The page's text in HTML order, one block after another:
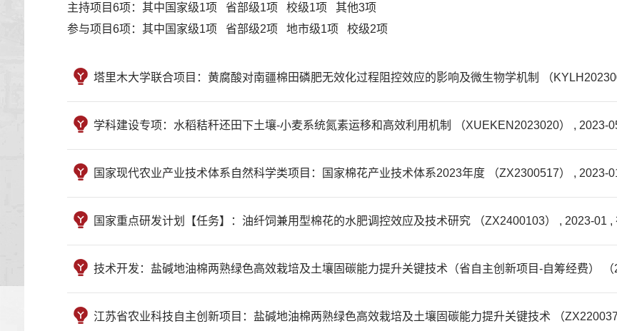
主持项目6项：其中国家级1项 省部级1项 校级1项 其他3项
参与项目6项：其中国家级1项 省部级2项 地市级1项 校级2项
塔里木大学联合项目：黄腐酸对南疆棉田磷肥无效化过程阻控效应的影响及微生物学机制 （
学科建设专项：水稻秸秆还田下土壤-小麦系统氮素运移和高效利用机制 （XUEKEN2023020） , 2023-
国家现代农业产业技术体系自然科学类项目：国家棉花产业技术体系2023年度 （ZX2300517） , 2023-
国家重点研发计划【任务】：油纤饲兼用型棉花的水肥调控效应及技术研究 （ZX2400103） , 2023-01 ,
技术开发：盐碱地油棉两熟绿色高效栽培及土壤固碳能力提升关键技术（省自主创新项目-自筹经费）
江苏省农业科技自主创新项目：盐碱地油棉两熟绿色高效栽培及土壤固碳能力提升关键技术 （